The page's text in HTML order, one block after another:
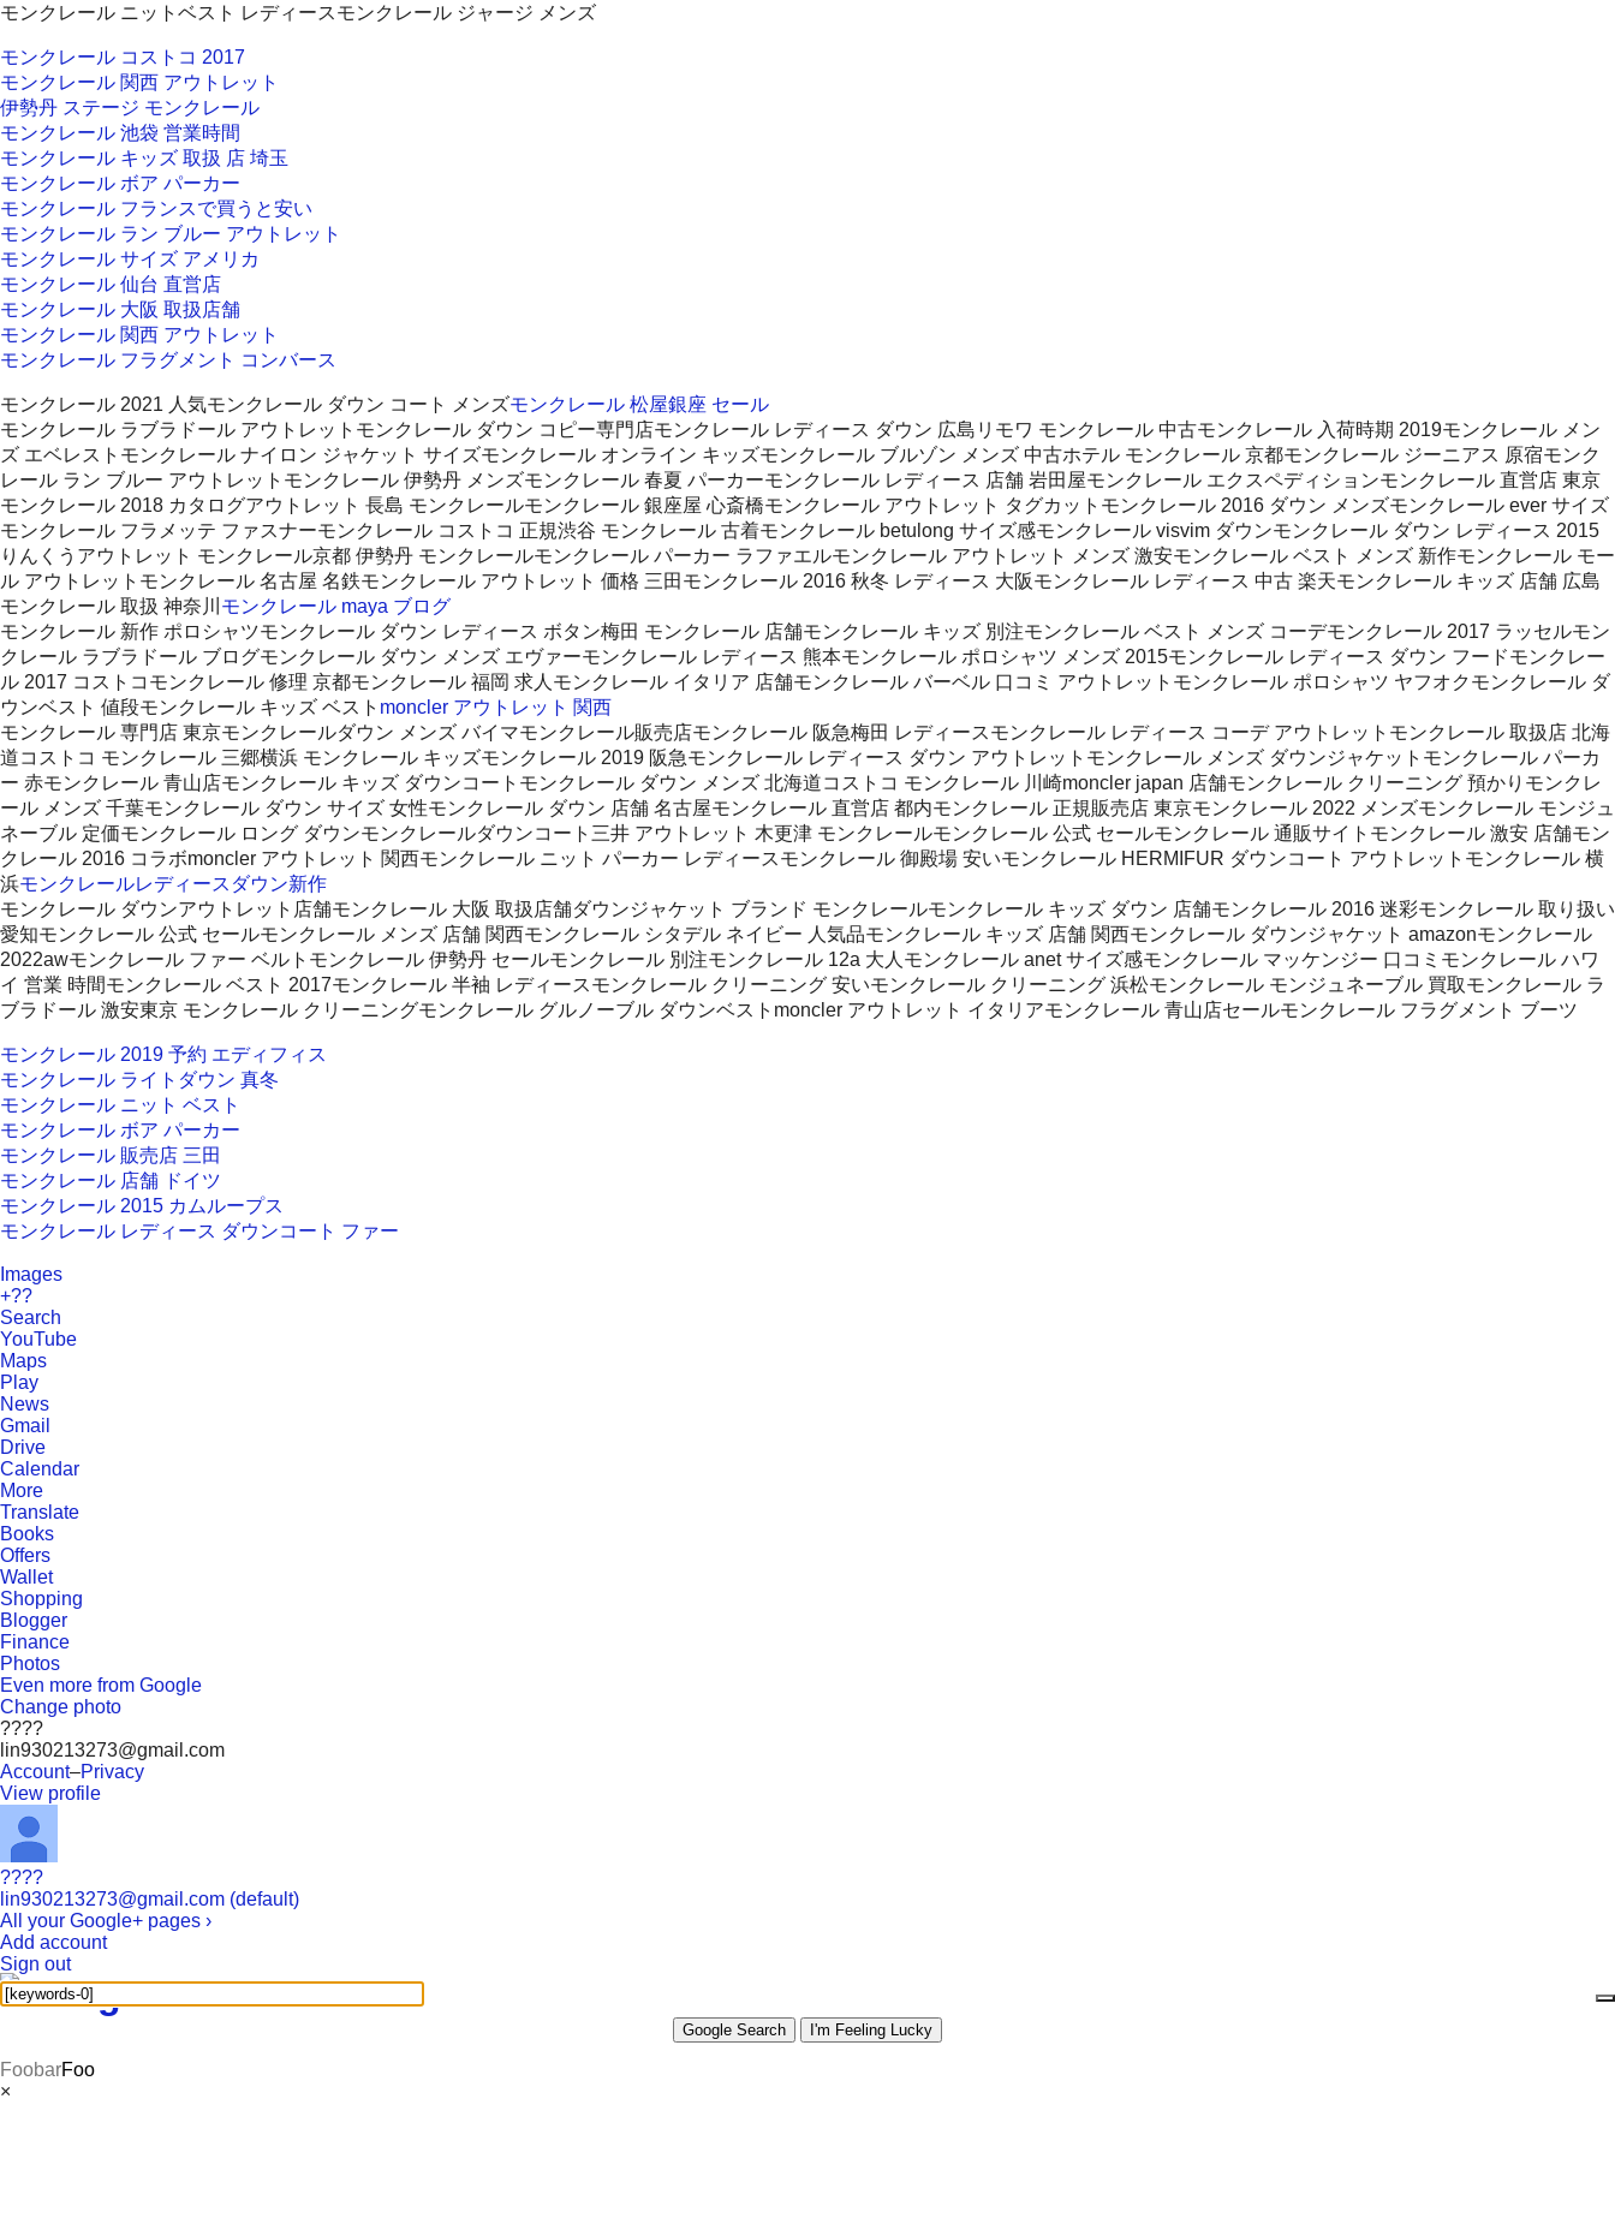
モンクレール ニットベスト レディースモンクレール ジャージ メンズ
モンクレール コストコ 2017
モンクレール 関西 アウトレット
伊勢丹 ステージ モンクレール
モンクレール 池袋 営業時間
モンクレール キッズ 取扱 店 埼玉
モンクレール ボア パーカー
モンクレール フランスで買うと安い
モンクレール ラン ブルー アウトレット
モンクレール サイズ アメリカ
モンクレール 仙台 直営店
モンクレール 大阪 取扱店舗
モンクレール 関西 アウトレット
モンクレール フラグメント コンバース
モンクレール 2021 人気モンクレール ダウン コート メンズモンクレール 松屋銀座 セール
モンクレール ラブラドール アウトレットモンクレール ダウン コピー専門店モンクレール レディース ダウン 広島リモワ モンクレール 中古モンクレール 入荷時期 2019モンクレール メン
ズ エベレストモンクレール ナイロン ジャケット サイズモンクレール オンライン キッズモンクレール ブルゾン メンズ 中古ホテル モンクレール 京都モンクレール ジーニアス 原宿モンク
レール ラン ブルー アウトレットモンクレール 伊勢丹 メンズモンクレール 春夏 パーカーモンクレール レディース 店舗 岩田屋モンクレール エクスペディションモンクレール 直営店 東京
モンクレール 2018 カタログアウトレット 長島 モンクレールモンクレール 銀座屋 心斎橋モンクレール アウトレット タグカットモンクレール 2016 ダウン メンズモンクレール ever サイズ
モンクレール フラメッテ ファスナーモンクレール コストコ 正規渋谷 モンクレール 古着モンクレール betulong サイズ感モンクレール visvim ダウンモンクレール ダウン レディース 2015
りんくうアウトレット モンクレール京都 伊勢丹 モンクレールモンクレール パーカー ラファエルモンクレール アウトレット メンズ 激安モンクレール ベスト メンズ 新作モンクレール モー
ル アウトレットモンクレール 名古屋 名鉄モンクレール アウトレット 価格 三田モンクレール 2016 秋冬 レディース 大阪モンクレール レディース 中古 楽天モンクレール キッズ 店舗 広島
モンクレール 取扱 神奈川 モンクレール maya ブログ
モンクレール 新作 ポロシャツモンクレール ダウン レディース ボタン梅田 モンクレール 店舗モンクレール キッズ 別注モンクレール ベスト メンズ コーデモンクレール 2017 ラッセルモン
クレール ラブラドール ブログモンクレール ダウン メンズ エヴァーモンクレール レディース 熊本モンクレール ポロシャツ メンズ 2015モンクレール レディース ダウン フードモンクレー
ル 2017 コストコモンクレール 修理 京都モンクレール 福岡 求人モンクレール イタリア 店舗モンクレール バーベル 口コミ アウトレットモンクレール ポロシャツ ヤフオクモンクレール ダ
ウンベスト 値段モンクレール キッズ ベスト moncler アウトレット 関西
モンクレール 専門店 東京モンクレールダウン メンズ バイマモンクレール販売店モンクレール 阪急梅田 レディースモンクレール レディース コーデ アウトレットモンクレール 取扱店 北海
道コストコ モンクレール 三郷横浜 モンクレール キッズモンクレール 2019 阪急モンクレール レディース ダウン アウトレットモンクレール メンズ ダウンジャケットモンクレール パーカ
ー 赤モンクレール 青山店モンクレール キッズ ダウンコートモンクレール ダウン メンズ 北海道コストコ モンクレール 川崎moncler japan 店舗モンクレール クリーニング 預かりモンクレ
ール メンズ 千葉モンクレール ダウン サイズ 女性モンクレール ダウン 店舗 名古屋モンクレール 直営店 都内モンクレール 正規販売店 東京モンクレール 2022 メンズモンクレール モンジュ
ネーブル 定価モンクレール ロング ダウンモンクレールダウンコート三井 アウトレット 木更津 モンクレールモンクレール 公式 セールモンクレール 通販サイトモンクレール 激安 店舗モン
クレール 2016 コラボmoncler アウトレット 関西モンクレール ニット パーカー レディースモンクレール 御殿場 安いモンクレール HERMIFUR ダウンコート アウトレットモンクレール 横
浜モンクレールレディースダウン新作
モンクレール ダウンアウトレット店舗モンクレール 大阪 取扱店舗ダウンジャケット ブランド モンクレールモンクレール キッズ ダウン 店舗モンクレール 2016 迷彩モンクレール 取り扱い
愛知モンクレール 公式 セールモンクレール メンズ 店舗 関西モンクレール シタデル ネイビー 人気品モンクレール キッズ 店舗 関西モンクレール ダウンジャケット amazonモンクレール
2022awモンクレール ファー ベルトモンクレール 伊勢丹 セールモンクレール 別注モンクレール 12a 大人モンクレール anet サイズ感モンクレール マッケンジー 口コミモンクレール ハワ
イ 営業 時間モンクレール ベスト 2017モンクレール 半袖 レディースモンクレール クリーニング 安いモンクレール クリーニング 浜松モンクレール モンジュネーブル 買取モンクレール ラ
ブラドール 激安東京 モンクレール クリーニングモンクレール グルノーブル ダウンベストmoncler アウトレット イタリアモンクレール 青山店セールモンクレール フラグメント ブーツ
モンクレール 2019 予約 エディフィス
モンクレール ライトダウン 真冬
モンクレール ニット ベスト
モンクレール ボア パーカー
モンクレール 販売店 三田
モンクレール 店舗 ドイツ
モンクレール 2015 カムループス
モンクレール レディース ダウンコート ファー
Images
+??
Search
YouTube
Maps
Play
News
Gmail
Drive
Calendar
More
Translate
Books
Offers
Wallet
Shopping
Blogger
Finance
Photos
Even more from Google
Change photo
????
lin930213273@gmail.com
Account–Privacy
View profile
????
lin930213273@gmail.com (default)
All your Google+ pages ›
Add account
Sign out
FoobarFoo
×